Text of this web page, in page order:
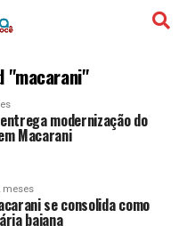
"macarani"
modernização do
Macarani
meses
se consolida como
baiana